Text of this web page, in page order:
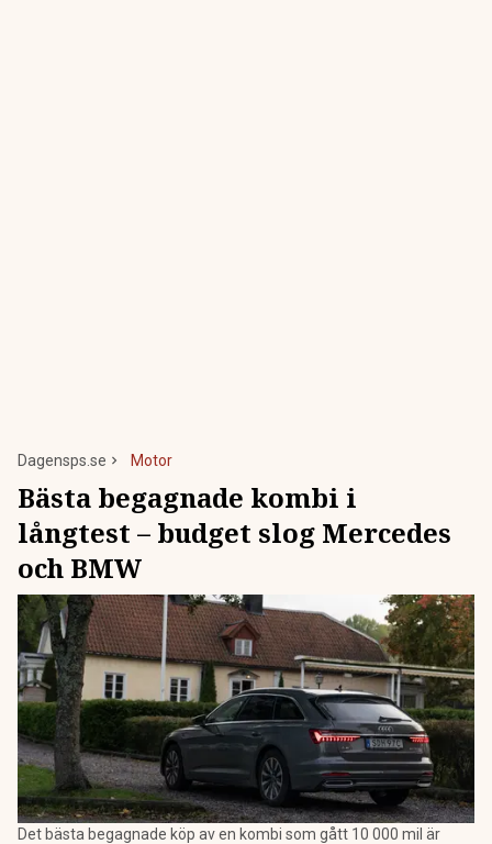
Dagensps.se Motor
Bästa begagnade kombi i
långtest – budget slog Mercedes
och BMW
Det bästa begagnade köp av en kombi som gått 10 000 mil är